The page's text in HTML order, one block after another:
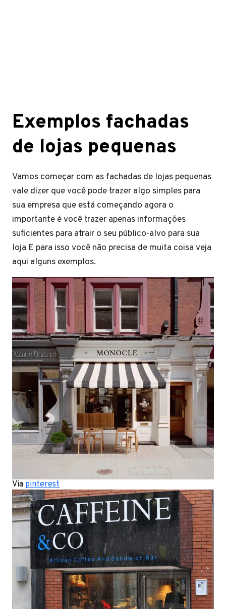
Exemplos fachadas
de lojas pequenas
Vamos começar com as fachadas de lojas pequenas
vale dizer que você pode trazer algo simples para
sua empresa que está começando agora o
importante é você trazer apenas informações
suficientes para atrair o seu público-alvo para sua
loja E para isso você não precisa de muita coisa veja
aqui alguns exemplos.
Via pinterest